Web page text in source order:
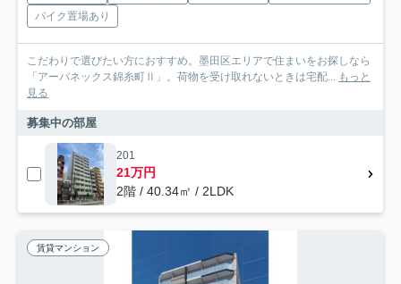
バイク置場あり
こだわりで選びたい方におすすめ。墨田区エリアで住まいをお探しなら
「アーバネックス錦糸町Ⅱ」。荷物を受け取れないときは宅配... もっと
見る
募集中の部屋
201
21万円
2階 / 40.34㎡ / 2LDK
賃貸マンション